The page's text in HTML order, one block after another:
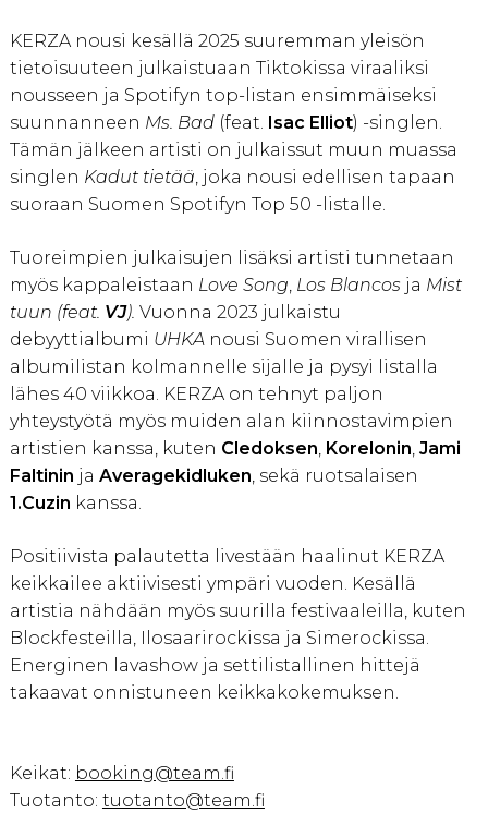
KERZA nousi kesällä 2025 suuremman yleisön
tietoisuuteen julkaistuaan Tiktokissa viraaliksi
nousseen ja Spotifyn top-listan ensimmäiseksi
suunnanneen Ms. Bad (feat. Isac Elliot) -singlen.
Tämän jälkeen artisti on julkaissut muun muassa
singlen Kadut tietää, joka nousi edellisen tapaan
suoraan Suomen Spotifyn Top 50 -listalle.
Tuoreimpien julkaisujen lisäksi artisti tunnetaan
myös kappaleistaan Love Song, Los Blancos ja Mist
tuun (feat. VJ). Vuonna 2023 julkaistu
debyyttialbumi UHKAnousi Suomen virallisen
albumilistan kolmannelle sijalle ja pysyi listalla
lähes 40 viikkoa. KERZA on tehnyt paljon
yhteystyötä myös muiden alan kiinnostavimpien
artistien kanssa, kuten Cledoksen, Korelonin, Jami
Faltinin ja Averagekidluken, sekä ruotsalaisen
1.Cuzin kanssa.
Positiivista palautetta livestään haalinut KERZA
keikkailee aktiivisesti ympäri vuoden. Kesällä
artistia nähdään myös suurilla festivaaleilla, kuten
Blockfesteilla, Ilosaarirockissa ja Simerockissa.
Energinen lavashow ja settilistallinen hittejä
takaavat onnistuneen keikkakokemuksen.
Keikat: booking@team.fi
Tuotanto: tuotanto@team.fi